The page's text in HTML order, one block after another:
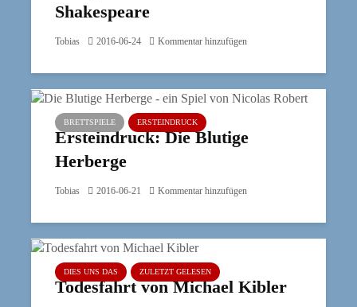
Shakespeare
Tobias 2016-06-24 Kommentar hinzufügen
BRETTSPIELE ERSTEINDRUCK
Ersteindruck: Die Blutige
Herberge
Tobias 2016-06-21 Kommentar hinzufügen
DIES UNS DAS ZULETZT GELESEN
Todesfahrt von Michael Kibler